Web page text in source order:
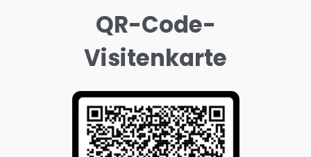
QR-Code-
Visitenkarte